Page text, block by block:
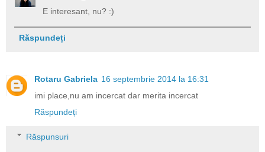
E interesant, nu? :)
Răspundeți
Rotaru Gabriela 16 septembrie 2014 la 16:31
imi place,nu am incercat dar merita incercat
Răspundeți
Răspunsuri